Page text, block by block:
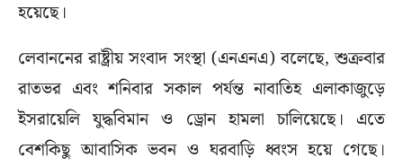
হয়েছে।
লেবাননের রাষ্ট্রীয় সংবাদ সংস্থা (এনএনএ) বলেছে, শুক্রবার
রাতভর এবং শনিবার সকাল পর্যন্ত নাবাতিহ এলাকাজুড়ে
ইসরায়েলি যুদ্ধবিমান ও ড্রোন হামলা চালিয়েছে। এতে
বেশকিছু আবাসিক ভবন ও ঘরবাড়ি ধ্বংস হয়ে গেছে।